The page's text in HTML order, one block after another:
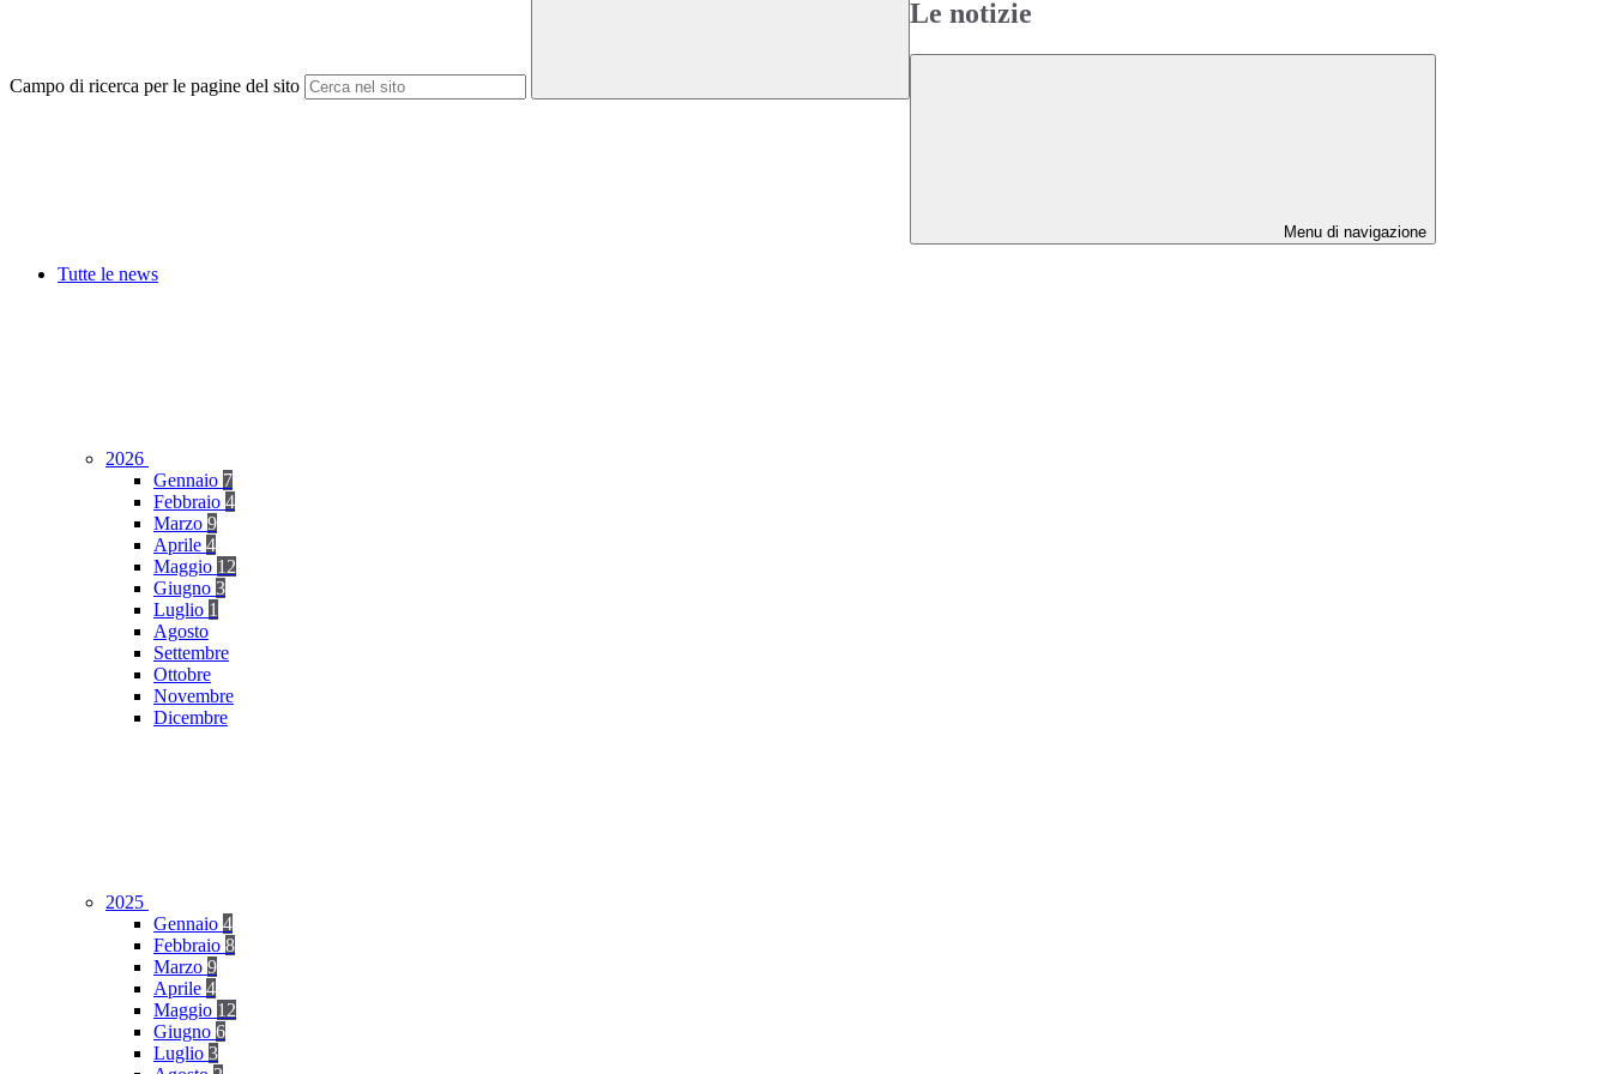
Campo di ricerca per le pagine del sito
Le notizie
Menu di navigazione
Tutte le news
2026
Gennaio 7
Febbraio 4
Marzo 9
Aprile 4
Maggio 12
Giugno 3
Luglio 1
Agosto
Settembre
Ottobre
Novembre
Dicembre
2025
Gennaio 4
Febbraio 8
Marzo 9
Aprile 4
Maggio 12
Giugno 6
Luglio 3